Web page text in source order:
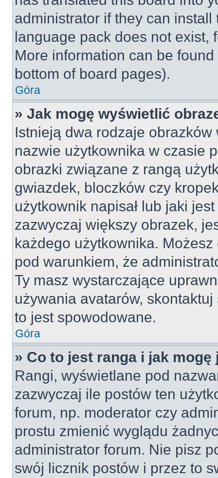
administrator if they can
language pack does not exist,
More information can be
bottom of board pages).
Góra
» Jak mogę wyświetlić
Istnieją dwa rodzaje
nazwie użytkownika w czasie
obrazki związane z rangą
gwiazdek, bloczków czy
użytkownik napisał lub jaki
zazwyczaj większy obrazek,
każdego użytkownika.
pod warunkiem, że
Ty masz wystarczające
używania avatarów,
to jest spowodowane.
Góra
» Co to jest ranga i jak mogę
Rangi, wyświetlane pod
zazwyczaj ile postów ten
forum, np. moderator czy
prostu zmienić wyglądu
administrator forum. Nie pisz
swój licznik postów i przez to